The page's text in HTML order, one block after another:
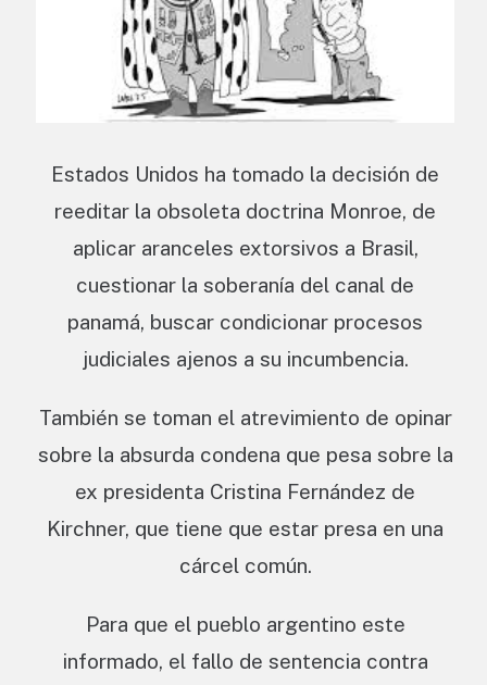
Estados Unidos ha tomado la decisión de
reeditar la obsoleta doctrina Monroe, de
aplicar aranceles extorsivos a Brasil,
cuestionar la soberanía del canal de
panamá, buscar condicionar procesos
judiciales ajenos a su incumbencia.
También se toman el atrevimiento de opinar
sobre la absurda condena que pesa sobre la
ex presidenta Cristina Fernández de
Kirchner, que tiene que estar presa en una
cárcel común.
Para que el pueblo argentino este
informado, el fallo de sentencia contra